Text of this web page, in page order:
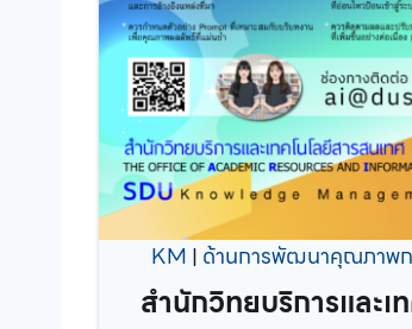
KM | ด้านการพัฒนาคุณภาพก
สำนักวิทยบริการและเ